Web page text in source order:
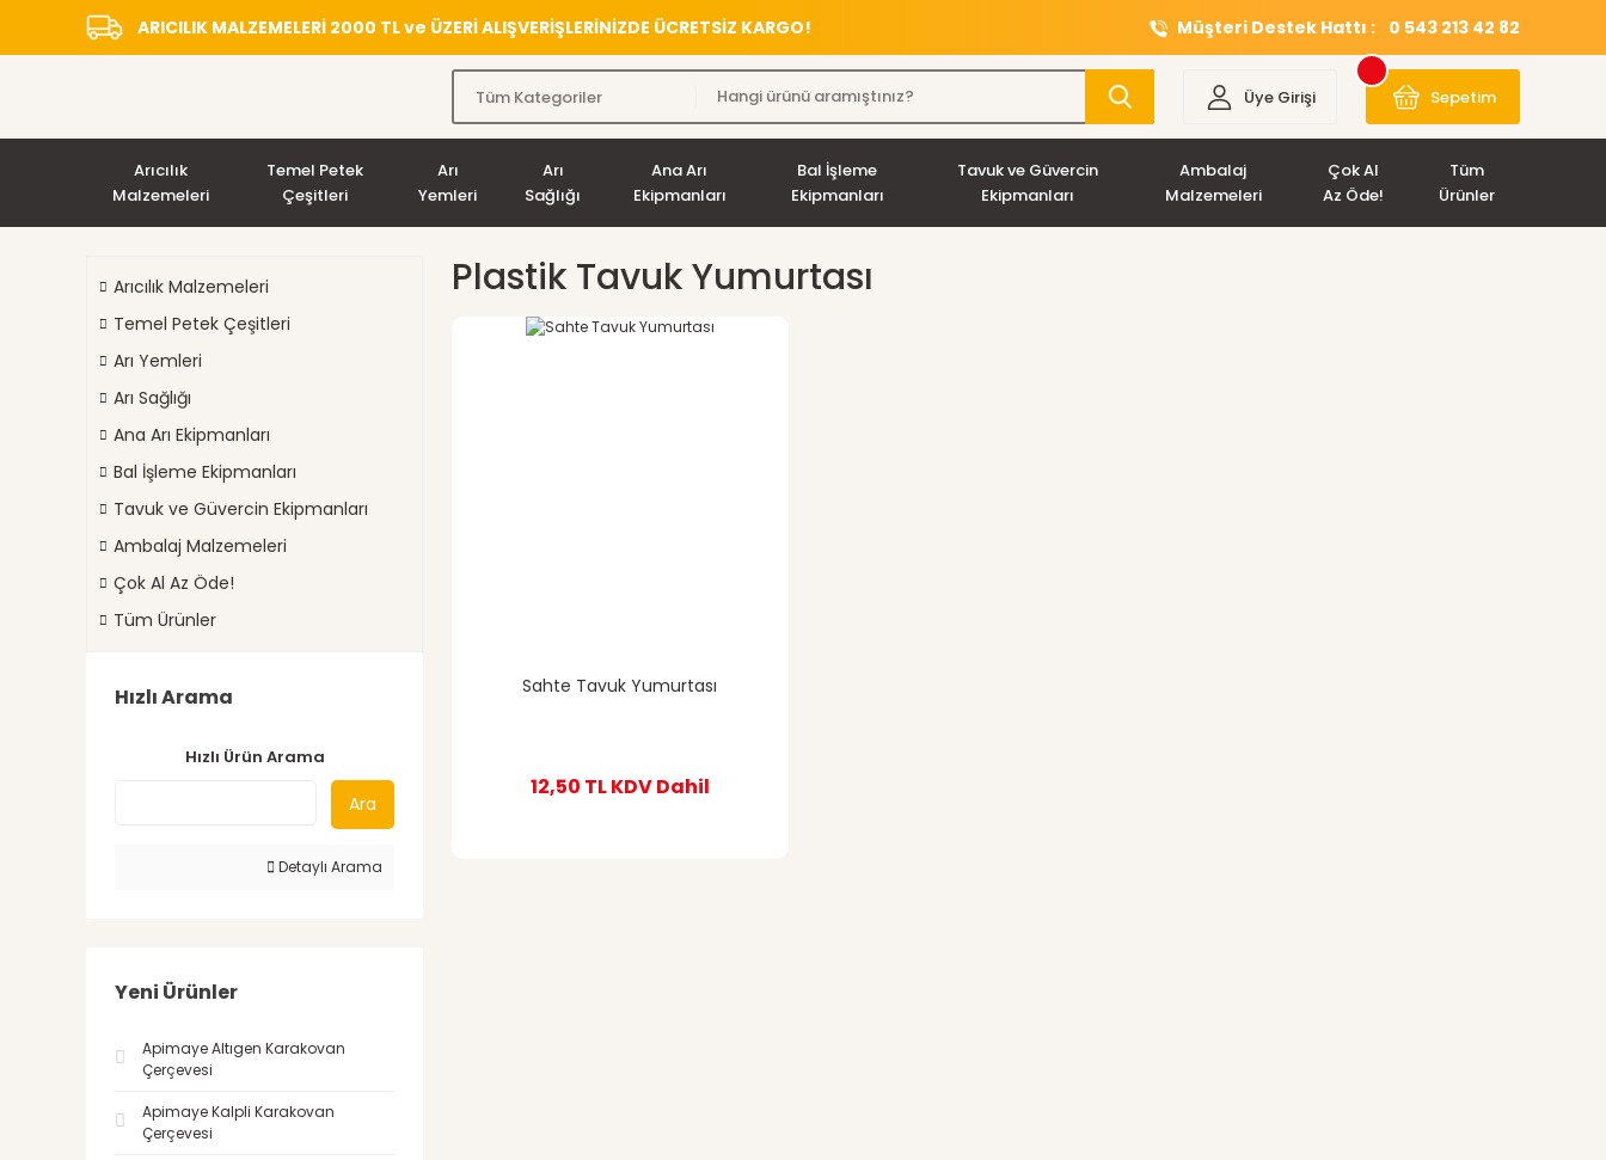
ARICILIK MALZEMELERİ 2000 TL ve ÜZERİ ALIŞVERİŞLERİNİZDE ÜCRETSİZ KARGO! Müşteri Destek Hattı : 0 543 213 42 82
Üye Girişi Sepetim
Arıcılık
Malzemeleri
Temel Petek
Çeşitleri
Arı
Yemleri
Arı
Sağlığı
Ana Arı
Ekipmanları
Bal İşleme
Ekipmanları
Tavuk ve Güvercin
Ekipmanları
Ambalaj
Malzemeleri
Çok Al
Az Öde!
Tüm
Ürünler
Arıcılık Malzemeleri
Temel Petek Çeşitleri
Arı Yemleri
Arı Sağlığı
Ana Arı Ekipmanları
Bal İşleme Ekipmanları
Tavuk ve Güvercin Ekipmanları
Ambalaj Malzemeleri
Çok Al Az Öde!
Tüm Ürünler
Hızlı Arama
Hızlı Ürün Arama
Ara
Detaylı Arama
Yeni Ürünler
Apimaye Altıgen Karakovan
Çerçevesi
Apimaye Kalpli Karakovan
Çerçevesi
Plastik Tavuk Yumurtası
Sahte Tavuk Yumurtası
12,50 TLKDV Dahil